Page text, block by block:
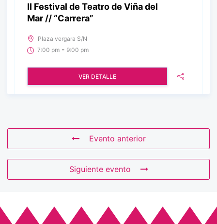
II Festival de Teatro de Viña del
Mar // “Carrera”
Plaza vergara S/N
7:00 pm - 9:00 pm
VER DETALLE
Evento anterior
Siguiente evento